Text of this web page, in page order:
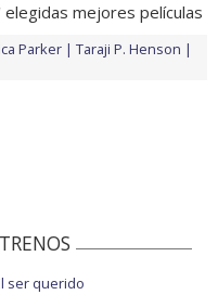
mejores películas
Parker
Taraji P. Henson
ser querido